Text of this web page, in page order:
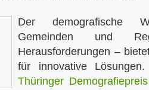
Der demografische
Gemeinden und
Herausforderungen –
für innovative
Thüringer